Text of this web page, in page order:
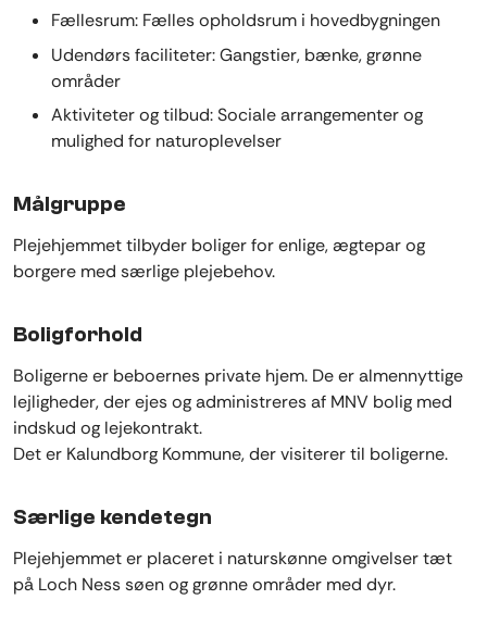
Fællesrum: Fælles opholdsrum i hovedbygningen
Udendørs faciliteter: Gangstier, bænke, grønne
områder
Aktiviteter og tilbud: Sociale arrangementer og
mulighed for naturoplevelser
Målgruppe
Plejehjemmet tilbyder boliger for enlige, ægtepar og
borgere med særlige plejebehov.
Boligforhold
Boligerne er beboernes private hjem. De er almennyttige
lejligheder, der ejes og administreres af MNV bolig med
indskud og lejekontrakt.
Det er Kalundborg Kommune, der visiterer til boligerne.
Særlige kendetegn
Plejehjemmet er placeret i naturskønne omgivelser tæt
på Loch Ness søen og grønne områder med dyr.